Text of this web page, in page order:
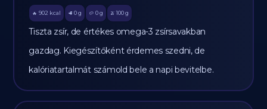
🔥 902 kcal 🥩 0 g 🥔 0g 🫒 100 g
Tiszta zsír, de értékes omega-3 zsírsavakban
gazdag. Kiegészítőként érdemes szedni, de
kalóriatartalmát számold bele a napi bevitelbe.